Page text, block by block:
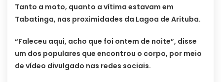
Tanto a moto, quanto a vítima estavam em
Tabatinga, nas proximidades da Lagoa de Arituba.
“Faleceu aqui, acho que foi ontem de noite”, disse
um dos populares que encontrou o corpo, por meio
de vídeo divulgado nas redes sociais.